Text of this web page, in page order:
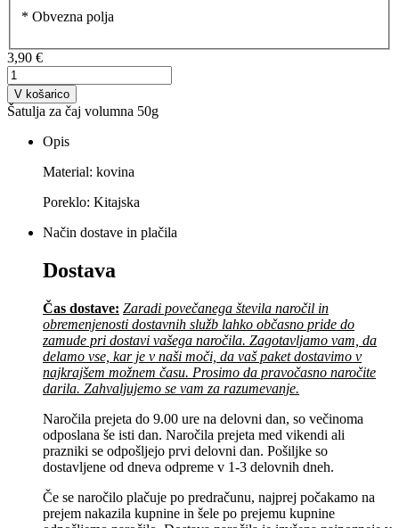
* Obvezna polja
3,90 €
V košarico
Šatulja za čaj volumna 50g
Opis
Material: kovina
Poreklo: Kitajska
Način dostave in plačila
Dostava
Čas dostave: Zaradi povečanega števila naročil in
obremenjenosti dostavnih služb lahko občasno pride do
zamude pri dostavi vašega naročila. Zagotavljamo vam, da
delamo vse, kar je v naši moči, da vaš paket dostavimo v
najkrajšem možnem času. Prosimo da pravočasno naročite
darila. Zahvaljujemo se vam za razumevanje.
Naročila prejeta do 9.00 ure na delovni dan, so večinoma
odposlana še isti dan. Naročila prejeta med vikendi ali
prazniki se odpošljejo prvi delovni dan. Pošiljke so
dostavljene od dneva odpreme v 1-3 delovnih dneh.
Če se naročilo plačuje po predračunu, najprej počakamo na
prejem nakazila kupnine in šele po prejemu kupnine